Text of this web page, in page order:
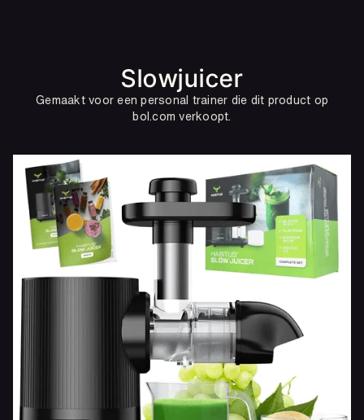
Slowjuicer
Gemaakt voor een personal trainer die dit product op
bol.com verkoopt.